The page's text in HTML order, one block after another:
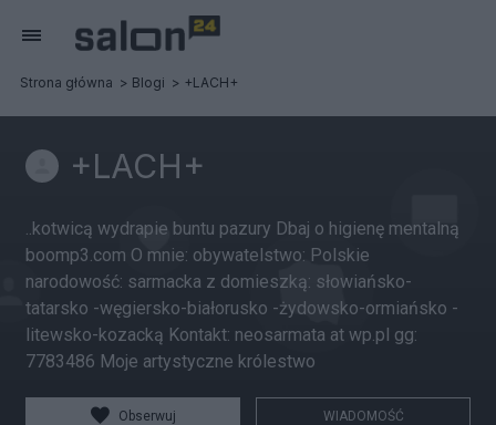
Strona główna Blogi +LACH+
+LACH+
..kotwicą wydrapie buntu pazury Dbaj o higienę mentalną
boomp3.com O mnie: obywatelstwo: Polskie
narodowość: sarmacka z domieszką: słowiańsko-
tatarsko -węgiersko-białorusko -żydowsko-ormiańsko -
litewsko-kozacką Kontakt: neosarmata at wp.pl gg:
7783486 Moje artystyczne królestwo
Obserwuj WIADOMOŚĆ